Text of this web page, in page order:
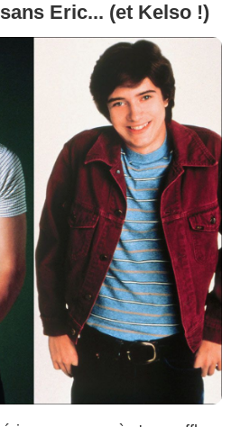
Eric... (et Kelso !)